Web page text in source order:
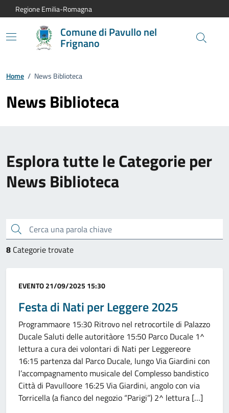
Vai al contenuto principale
Vai alla navigazione del sito
Vai al piede di pagina
Regione Emilia-Romagna
Comune di Pavullo nel
Frignano
Home / News Biblioteca
News Biblioteca
Esplora tutte le Categorie per
News Biblioteca
Cerca una parola chiave
8 Categorie trovate
Categoria:
EVENTO21/09/2025 15:30
Festa di Nati per Leggere 2025
Programmaore 15:30 Ritrovo nel retrocortile di Palazzo
Ducale Saluti delle autoritàore 15:50 Parco Ducale 1^
lettura a cura dei volontari di Nati per Leggereore
16:15 partenza dal Parco Ducale, lungo Via Giardini con
l’accompagnamento musicale del Complesso bandistico
Città di Pavulloore 16:25 Via Giardini, angolo con via
Torricella (a fianco del negozio “Parigi”) 2^ lettura […]